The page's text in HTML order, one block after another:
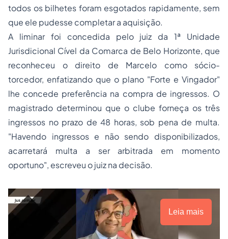
todos os bilhetes foram esgotados rapidamente, sem
que ele pudesse completar a aquisição.
A liminar foi concedida pelo juiz da 1ª Unidade
Jurisdicional Cível da Comarca de Belo Horizonte, que
reconheceu o direito de Marcelo como sócio-
torcedor, enfatizando que o plano "Forte e Vingador"
lhe concede preferência na compra de ingressos. O
magistrado determinou que o clube forneça os três
ingressos no prazo de 48 horas, sob pena de multa.
"Havendo ingressos e não sendo disponibilizados,
acarretará multa a ser arbitrada em momento
oportuno", escreveu o juiz na decisão.
Leia mais